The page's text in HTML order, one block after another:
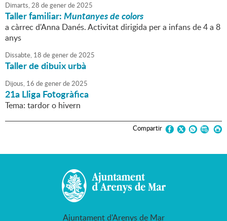
Dimarts,28 degenerde2025
Taller familiar:Muntanyes de colors
a càrrec d'Anna Danés. Activitat dirigida per a infans de 4 a 8
anys
Dissabte, 18 degenerde2025
Taller de dibuix urbà
Dijous, 16 degenerde2025
21a Lliga Fotogràfica
Tema: tardor o hivern
Compartir
Ajuntament d'Arenys de Mar